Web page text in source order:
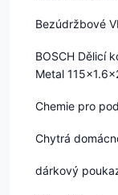
Bezúdržbové
BOSCH Dělicí
Metal
Chemie pro
Chytrá
dárkový